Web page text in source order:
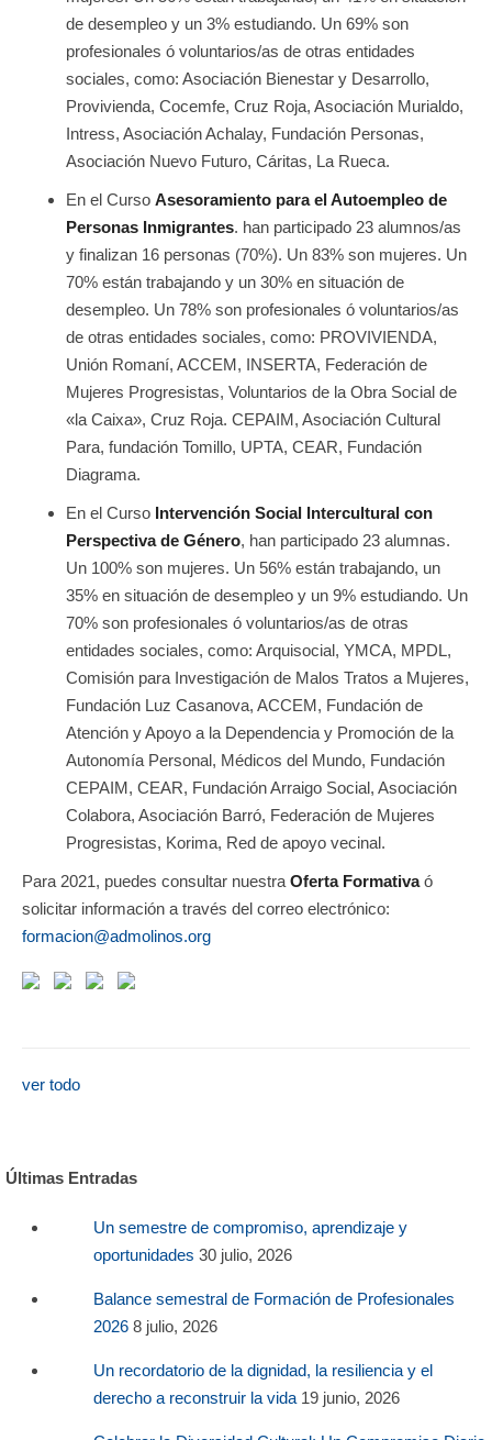
de desempleo y un 3% estudiando. Un 69% son
profesionales ó voluntarios/as de otras entidades
sociales, como: Asociación Bienestar y Desarrollo,
Provivienda, Cocemfe, Cruz Roja, Asociación Murialdo,
Intress, Asociación Achalay, Fundación Personas,
Asociación Nuevo Futuro, Cáritas, La Rueca.
En el Curso Asesoramiento para el Autoempleo de
Personas Inmigrantes. han participado 23 alumnos/as
y finalizan 16 personas (70%). Un 83% son mujeres. Un
70% están trabajando y un 30% en situación de
desempleo. Un 78% son profesionales ó voluntarios/as
de otras entidades sociales, como: PROVIVIENDA,
Unión Romaní, ACCEM, INSERTA, Federación de
Mujeres Progresistas, Voluntarios de la Obra Social de
«la Caixa», Cruz Roja. CEPAIM, Asociación Cultural
Para, fundación Tomillo, UPTA, CEAR, Fundación
Diagrama.
En el Curso Intervención Social Intercultural con
Perspectiva de Género, han participado 23 alumnas.
Un 100% son mujeres. Un 56% están trabajando, un
35% en situación de desempleo y un 9% estudiando. Un
70% son profesionales ó voluntarios/as de otras
entidades sociales, como: Arquisocial, YMCA, MPDL,
Comisión para Investigación de Malos Tratos a Mujeres,
Fundación Luz Casanova, ACCEM, Fundación de
Atención y Apoyo a la Dependencia y Promoción de la
Autonomía Personal, Médicos del Mundo, Fundación
CEPAIM, CEAR, Fundación Arraigo Social, Asociación
Colabora, Asociación Barró, Federación de Mujeres
Progresistas, Korima, Red de apoyo vecinal.
Para 2021, puedes consultar nuestra Oferta Formativaó
solicitar información a través del correo electrónico:
formacion@admolinos.org
ver todo
Últimas Entradas
Un semestre de compromiso, aprendizaje y
oportunidades 30 julio, 2026
Balance semestral de Formación de Profesionales
2026 8 julio, 2026
Un recordatorio de la dignidad, la resiliencia y el
derecho a reconstruir la vida 19 junio, 2026